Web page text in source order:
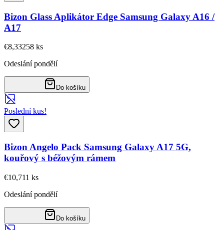
Bizon Glass Aplikátor Edge Samsung Galaxy A16 /
A17
€8,33258 ks
Odeslání pondělí
Do košíku
Poslední kus!
Bizon Angelo Pack Samsung Galaxy A17 5G,
kouřový s béžovým rámem
€10,711 ks
Odeslání pondělí
Do košíku